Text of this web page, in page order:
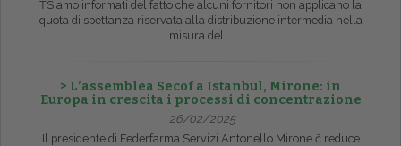
ŤSiamo informati del fatto che alcuni fornitori non applicano la
quota di spettanza riservata alla distribuzione intermedia nella
misura del...
> L’assemblea Secof a Istanbul, Mirone: in
Europa in crescita i processi di concentrazione
26/02/2025
Il presidente di Federfarma Servizi Antonello Mirone č reduce